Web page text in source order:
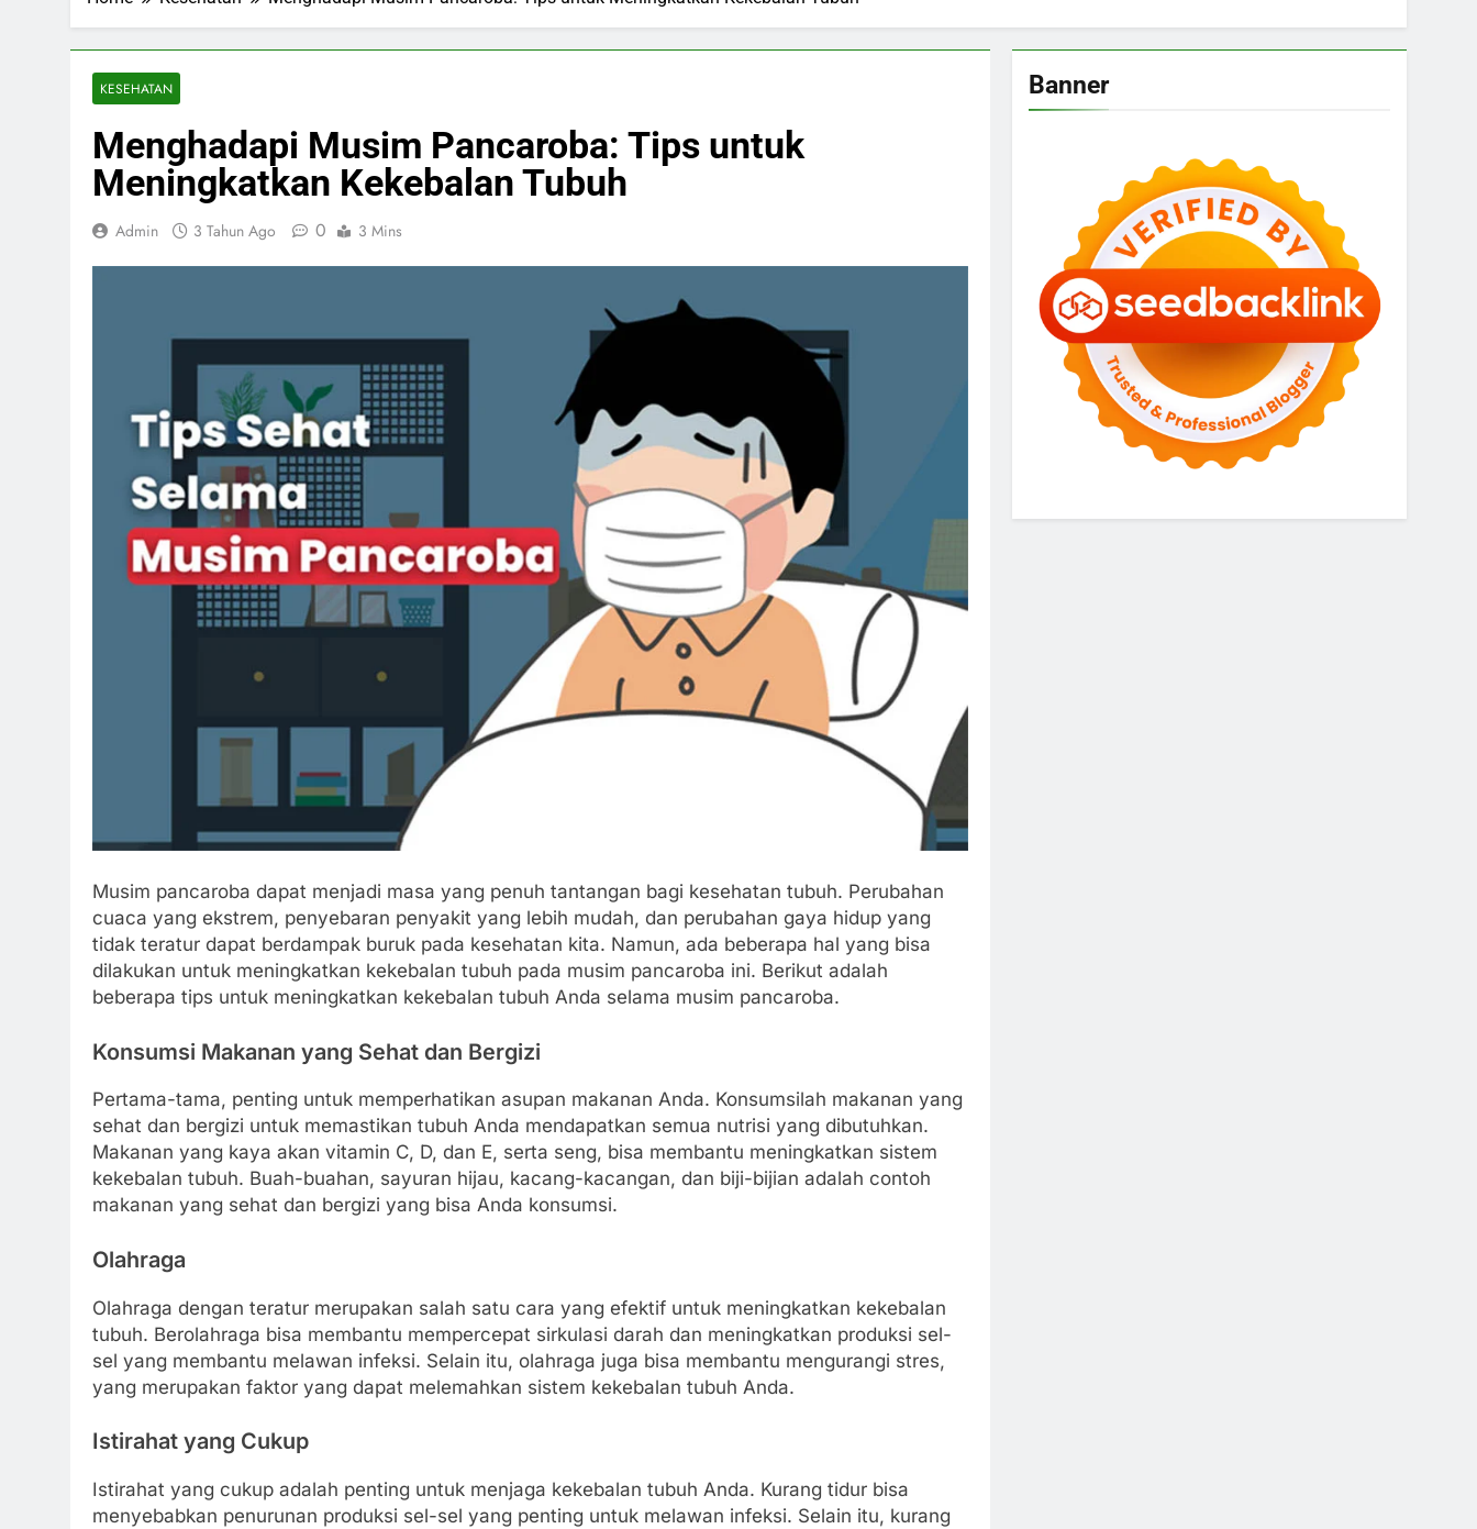
KESEHATAN
Menghadapi Musim Pancaroba: Tips untuk
Meningkatkan Kekebalan Tubuh
Admin 3 Tahun Ago 0 3 Mins
Musim pancaroba dapat menjadi masa yang penuh tantangan bagi kesehatan tubuh. Perubahan
cuaca yang ekstrem, penyebaran penyakit yang lebih mudah, dan perubahan gaya hidup yang
tidak teratur dapat berdampak buruk pada kesehatan kita. Namun, ada beberapa hal yang bisa
dilakukan untuk meningkatkan kekebalan tubuh pada musim pancaroba ini. Berikut adalah
beberapa tips untuk meningkatkan kekebalan tubuh Anda selama musim pancaroba.
Konsumsi Makanan yang Sehat dan Bergizi
Pertama-tama, penting untuk memperhatikan asupan makanan Anda. Konsumsilah makanan yang
sehat dan bergizi untuk memastikan tubuh Anda mendapatkan semua nutrisi yang dibutuhkan.
Makanan yang kaya akan vitamin C, D, dan E, serta seng, bisa membantu meningkatkan sistem
kekebalan tubuh. Buah-buahan, sayuran hijau, kacang-kacangan, dan biji-bijian adalah contoh
makanan yang sehat dan bergizi yang bisa Anda konsumsi.
Olahraga
Olahraga dengan teratur merupakan salah satu cara yang efektif untuk meningkatkan kekebalan
tubuh. Berolahraga bisa membantu mempercepat sirkulasi darah dan meningkatkan produksi sel-
sel yang membantu melawan infeksi. Selain itu, olahraga juga bisa membantu mengurangi stres,
yang merupakan faktor yang dapat melemahkan sistem kekebalan tubuh Anda.
Istirahat yang Cukup
Istirahat yang cukup adalah penting untuk menjaga kekebalan tubuh Anda. Kurang tidur bisa
menyebabkan penurunan produksi sel-sel yang penting untuk melawan infeksi. Selain itu, kurang
Banner